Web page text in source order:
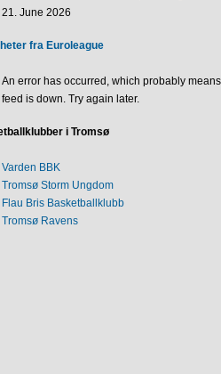
21. June 2026
fra Euroleague
An error has occurred, which probably
feed is down. Try again later.
i Tromsø
Varden BBK
Tromsø Storm Ungdom
Flau Bris Basketballklubb
Tromsø Ravens